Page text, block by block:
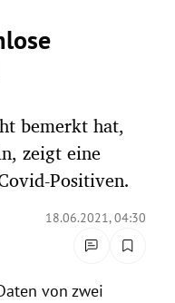
bemerkt hat,
zeigt eine
Positiven.
18.06.2021, 04:30
von zwei